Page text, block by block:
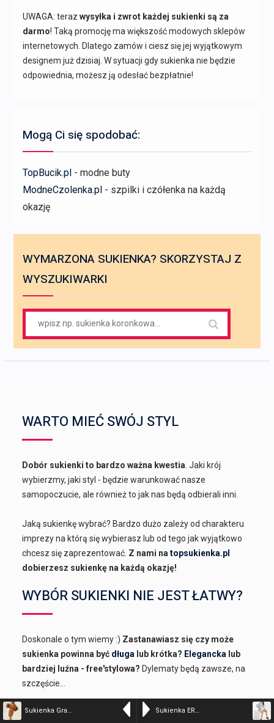
Sukienka Grace J. – karmel Sukienka ERAMNNO FIRENZE
UWAGA: teraz wysyłka i zwrot każdej sukienki są za
darmo! Taką promocję ma większość modowych sklepów
internetowych. Dlatego zamów i ciesz się jej wyjątkowym
designem już dzisiaj. W sytuacji gdy sukienka nie będzie
odpowiednia, możesz ją odesłać bezpłatnie!
Mogą Ci się spodobać:
TopBucik.pl- modne buty
ModneCzolenka.pl- szpilki i czółenka na każdą
okazję
WYMARZONA SUKIENKA? SKORZYSTAJ Z
WYSZUKIWARKI
WARTO MIEĆ SWÓJ STYL
Dobór sukienki to bardzo ważna kwestia . Jaki krój
wybierzmy, jaki styl - będzie warunkować nasze
samopoczucie, ale również to jak nas będą odbierali inni.
Jaką sukienkę wybrać? Bardzo dużo zależy od charakteru
imprezy na którą się wybierasz lub od tego jak wyjątkowo
chcesz się zaprezentować. Z nami natopsukienka.pl
dobierzesz sukienkę na każdą okazję!
WYBÓR SUKIENKI NIE JEST ŁATWY?
Doskonale o tym wiemy :) Zastanawiasz się czy może
sukienka powinna być długa lub krótka? Elegancka lub
bardziej luźna - free'stylowa? Dylematy będą zawsze, na
szczęście...
W dzisiejszych czasach, czyli dobie internetu (jeżeli w